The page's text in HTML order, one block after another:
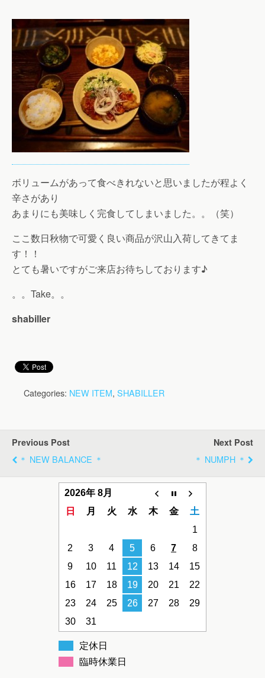
ボリュームがあって食べきれないと思いましたが程よく
辛さがあり
あまりにも美味しく完食してしまいました。。（笑）
ここ数日秋物で可愛く良い商品が沢山入荷してきてま
す！！
とても暑いですがご来店お待ちしております♪
。。Take。。
shabiller
Categories: NEW ITEM, SHABILLER
Previous Post
＊ NEW BALANCE ＊
Next Post
＊ NUMPH ＊
2026年 8月
日
月 火 水 木 金
土
1
2
3 4 5 6 7
8
9
10 11 12 13 14
15
16
17 18 19 20 21
22
23
24 25 26 27 28
29
30
31
定休日
臨時休業日